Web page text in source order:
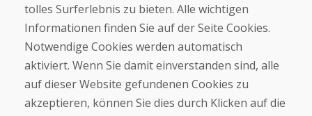
Blog
Geschäft
Kontakt
Kaufen
E-Shop
tolles Surferlebnis zu bieten. Alle wichtigen
Informationen finden Sie auf der Seite Cookies.
Notwendige Cookies werden automatisch
aktiviert. Wenn Sie damit einverstanden sind, alle
auf dieser Website gefundenen Cookies zu
akzeptieren, können Sie dies durch Klicken auf die